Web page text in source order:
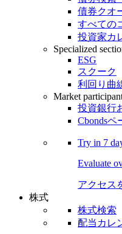
債券クオ
すべての
投資家カ
Specialized
ESG
スクーク
利回り曲
Market
投資銀行
Cbondsペ
Try in 7
Evaluate
アクセス
株式
株式検索
配当カレ